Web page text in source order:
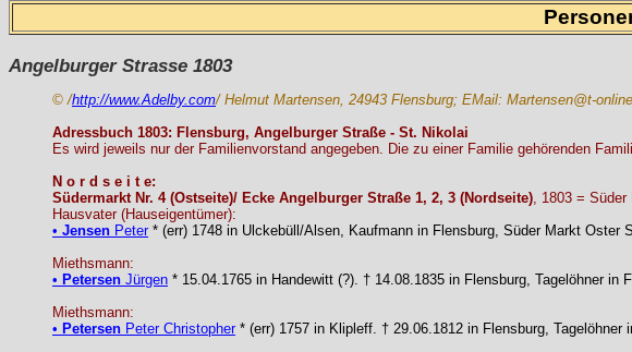
Angelburger Strasse 1803
© /http://www.Adelby.com/ Helmut Martensen, 24943 Flensburg; EMail: Martensen@t-
Adressbuch 1803: Flensburg, Angelburger Straße - St. Nikolai
Es wird jeweils nur der Familienvorstand angegeben. Die zu einer Familie gehörenden
N o r d s e i t e:
Südermarkt Nr. 4 (Ostseite)/ Ecke Angelburger Straße 1, 2, 3 (Nordseite), 1803 =
Hausvater (Hauseigentümer):
• Jensen Peter * (err) 1748 in Ulckebüll/Alsen, Kaufmann in Flensburg, Süder Markt Oster
Miethsmann:
• Petersen Jürgen * 15.04.1765 in Handewitt (?). † 14.08.1835 in Flensburg, Tagelöhner
Miethsmann:
• Petersen Peter Christopher * (err) 1757 in Klipleff. † 29.06.1812 in Flensburg,